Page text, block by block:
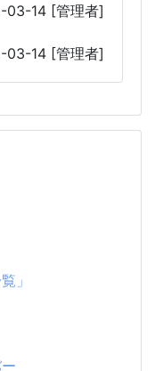
」
03-14 [管理者]
03-14 [管理者]